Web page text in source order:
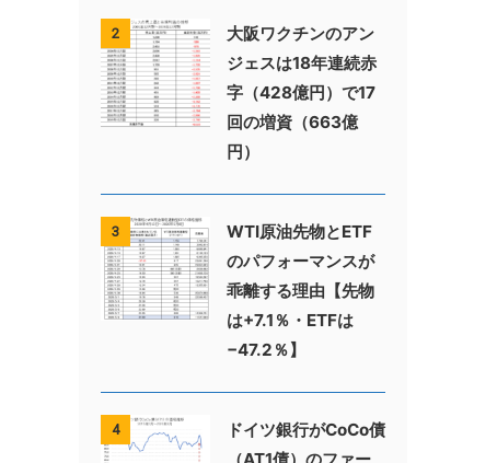
2
大阪ワクチンのアン
ジェスは18年連続赤
字（428億円）で17
回の増資（663億
円）
3
WTI原油先物とETF
のパフォーマンスが
乖離する理由【先物
は+7.1％・ETFは
−47.2％】
4
ドイツ銀行がCoCo債